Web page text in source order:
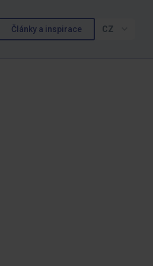
Články a inspirace CZ